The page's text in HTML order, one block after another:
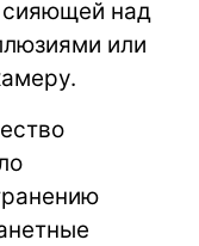
над
или